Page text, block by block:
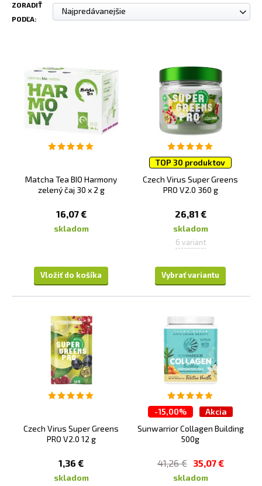
ZORADIŤ
PODĽA:
Najpredávanejšie
Matcha Tea BIO Harmony
zelený čaj 30 x 2 g
16,07 €
skladom
Vložiť do košíka
TOP 30 produktov
Czech Virus Super Greens
PRO V2.0 360 g
26,81 €
skladom
6 variant
Vybrať variantu
Czech Virus Super Greens
PRO V2.0 12 g
1,36 €
skladom
-15,00%
Akcia
Sunwarrior Collagen Building
500g
41,26 € 35,07 €
skladom